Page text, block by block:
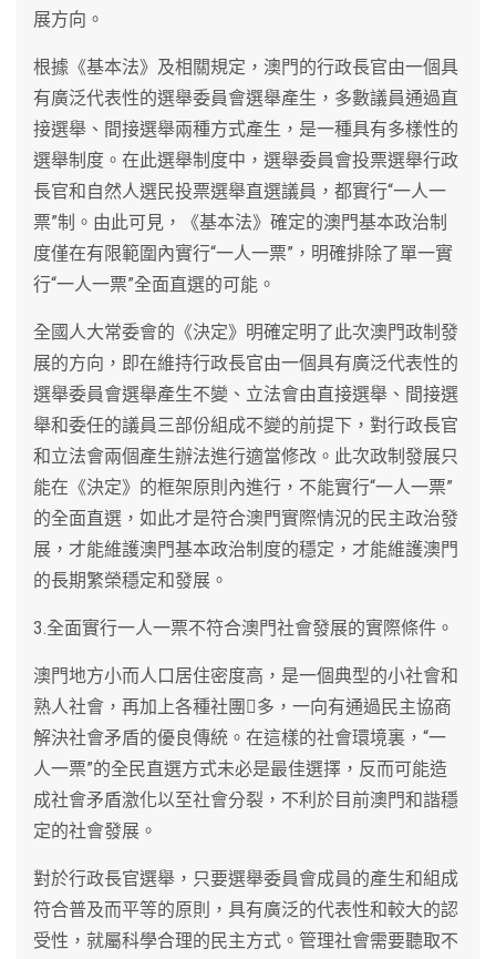
展方向。
根據《基本法》及相關規定，澳門的行政長官由一個具
有廣泛代表性的選舉委員會選舉產生，多數議員通過直
接選舉、間接選舉兩種方式產生，是一種具有多樣性的
選舉制度。在此選舉制度中，選舉委員會投票選舉行政
長官和自然人選民投票選舉直選議員，都實行“一人一
票”制。由此可見，《基本法》確定的澳門基本政治制
度僅在有限範圍內實行“一人一票”，明確排除了單一實
行“一人一票”全面直選的可能。
全國人大常委會的《決定》明確定明了此次澳門政制發
展的方向，即在維持行政長官由一個具有廣泛代表性的
選舉委員會選舉產生不變、立法會由直接選舉、間接選
舉和委任的議員三部份組成不變的前提下，對行政長官
和立法會兩個產生辦法進行適當修改。此次政制發展只
能在《決定》的框架原則內進行，不能實行“一人一票”
的全面直選，如此才是符合澳門實際情況的民主政治發
展，才能維護澳門基本政治制度的穩定，才能維護澳門
的長期繁榮穩定和發展。
3.全面實行一人一票不符合澳門社會發展的實際條件。
澳門地方小而人口居住密度高，是一個典型的小社會和
熟人社會，再加上各種社團多，一向有通過民主協商
解決社會矛盾的優良傳統。在這樣的社會環境裏，“一
人一票”的全民直選方式未必是最佳選擇，反而可能造
成社會矛盾激化以至社會分裂，不利於目前澳門和諧穩
定的社會發展。
對於行政長官選舉，只要選舉委員會成員的產生和組成
符合普及而平等的原則，具有廣泛的代表性和較大的認
受性，就屬科學合理的民主方式。管理社會需要聽取不